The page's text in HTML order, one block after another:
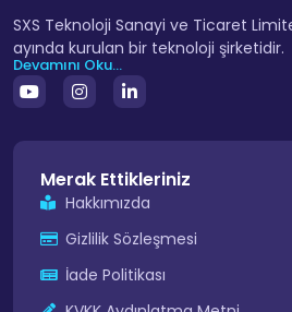
SXS Teknoloji Sanayi ve Ticaret
ayında kurulan bir teknoloji şirketidir.
Devamını Oku...
Merak Ettikleriniz
Hakkımızda
Gizlilik Sözleşmesi
İade Politikası